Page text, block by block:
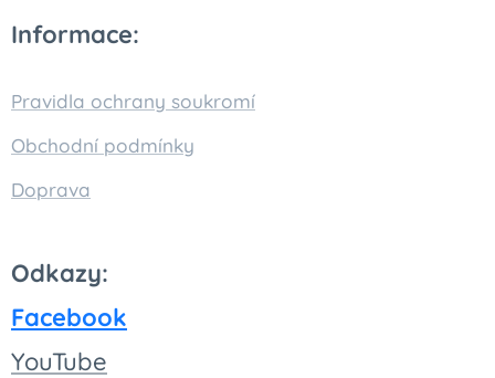
Informace:
Pravidla ochrany soukromí
Obchodní podmínky
Doprava
Odkazy:
Facebook
YouTube